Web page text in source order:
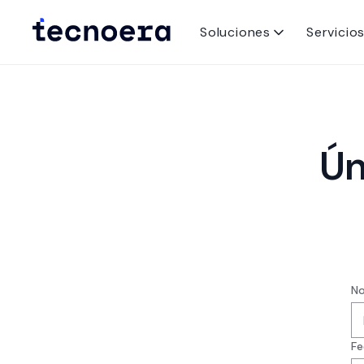
Soluciones Servicios